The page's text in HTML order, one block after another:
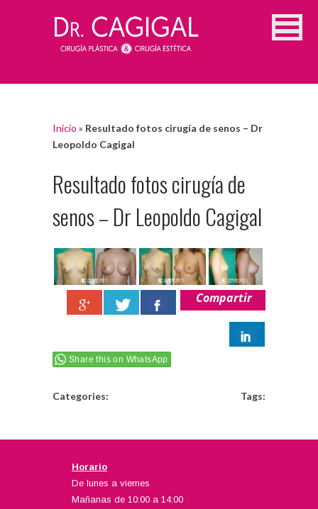
Inicio » Resultado fotos cirugía de senos – Dr
Leopoldo Cagigal
Resultado fotos cirugía de
senos – Dr Leopoldo Cagigal
Compartir
Share this on WhatsApp
Categories: Tags:
Horario
De lunes a viernes
Mañanas de 10:00 a 14:00